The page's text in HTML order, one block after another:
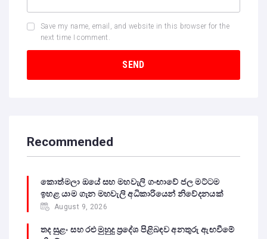
Save my name, email, and website in this browser for the
next time I comment.
Recommended
කොත්මලා ඔයේ සහ මහවැලි ගංඟාවේ ජල මට්ටම
ඉහළ යාම ගැන මහවැලි අධිකාරියෙන් නිවේදනයක්
August 9, 2026
තද සුළං සහ රළු මුහුදු ප්‍රදේශ පිළිබඳව අනතුරු ඇඟවීමේ